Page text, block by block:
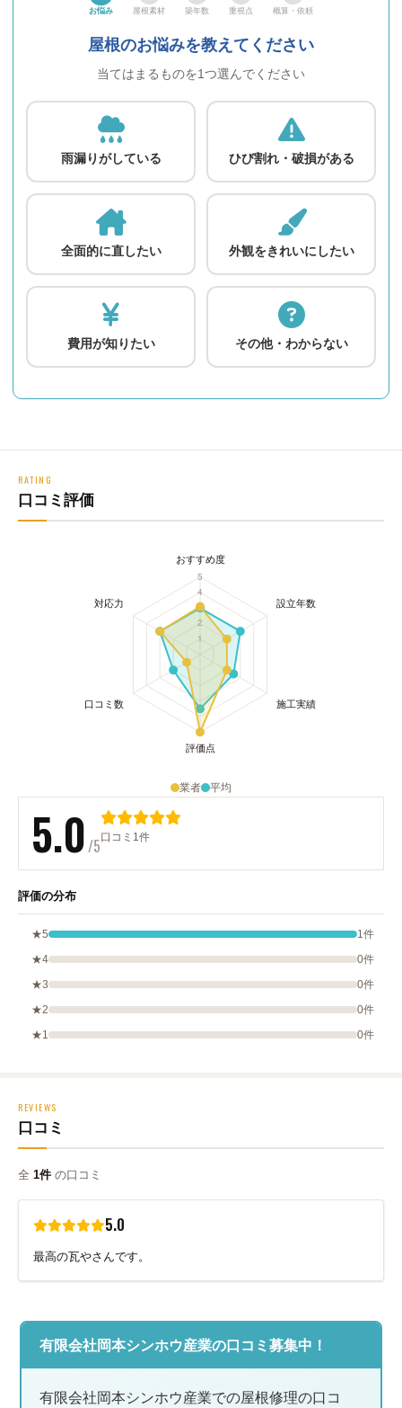
お悩み 屋根素材 築年数 重視点 概算・依頼
屋根のお悩みを教えてください
当てはまるものを1つ選んでください
雨漏りがしている ひび割れ・破損がある
全面的に直したい 外観をきれいにしたい
費用が知りたい その他・わからない
RATING
口コミ評価
業者 平均
5.0/5口コミ1件
評価の分布
★5
1件
★4
0件
★3
0件
★2
0件
★1
0件
REVIEWS
口コミ
全 1件 の口コミ
5.0
最高の瓦やさんです。
有限会社岡本シンホウ産業の口コミ募集中！
有限会社岡本シンホウ産業での屋根修理の口コ